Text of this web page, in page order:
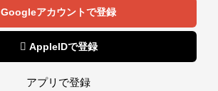
Googleアカウントで登録
 AppleIDで登録
アプリで登録